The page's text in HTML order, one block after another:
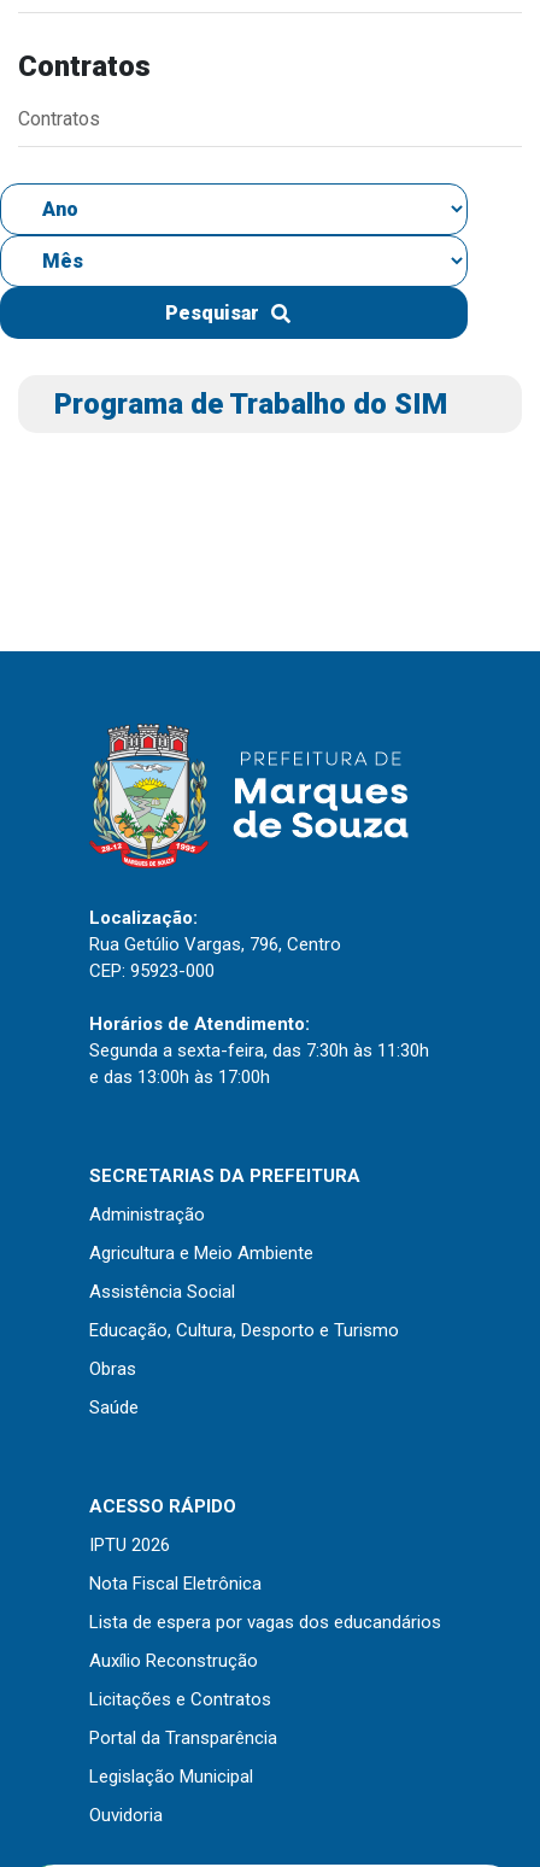
Obras
IPTU 2026
Nota Fiscal Eletrônica
Portal do Cidadão
Portal do Servidor
Seletivo Simplificado
Concursos
Instruções Normativas
Licitações
Dispensas e Inexigibilidades
Chamamentos Públicos
Leis, Decretos e Portarias
Outros
Downloads
Contratos
Contratos
Pesquisar
Programa de Trabalho do SIM
Localização:
Rua Getúlio Vargas, 796, Centro
CEP: 95923-000
Horários de Atendimento:
Segunda a sexta-feira, das 7:30h às 11:30h
e das 13:00h às 17:00h
SECRETARIAS DA PREFEITURA
Administração
Agricultura e Meio Ambiente
Assistência Social
Educação, Cultura, Desporto e Turismo
Obras
Saúde
ACESSO RÁPIDO
IPTU 2026
Nota Fiscal Eletrônica
Lista de espera por vagas dos educandários
Auxílio Reconstrução
Licitações e Contratos
Portal da Transparência
Legislação Municipal
Ouvidoria